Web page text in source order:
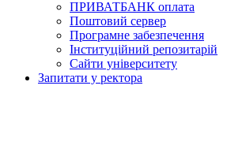
ПРИВАТБАНК оплата
Поштовий сервер
Програмне забезпечення
Інституційний репозитарій
Сайти університету
Запитати у ректора